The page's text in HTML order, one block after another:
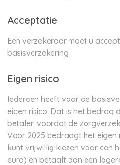
Acceptatie
Een verzekeraar moet u
basisverzekering.
Eigen risico
Iedereen heeft voor de
eigen risico. Dat is het bedrag
betalen voordat de
Voor 2025 bedraagt het eigen
kunt vrijwillig kiezen voor een
euro) en betaalt dan een